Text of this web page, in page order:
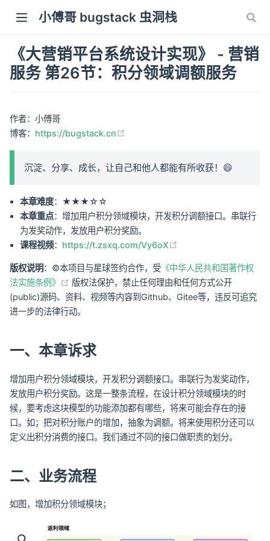
小傅哥 bugstack 虫洞栈
《大营销平台系统设计实现》 - 营销
服务 第26节：积分领域调额服务
作者：小傅哥
博客： https://bugstack.cn
沉淀、分享、成长，让自己和他人都能有所收获！😄
本章难度：★★★☆☆
本章重点：增加用户积分领域模块，开发积分调额接口。串联行
为发奖动作，发放用户积分奖励。
课程视频： https://t.zsxq.com/Vy6oX
版权说明：©本项目与星球签约合作，受 《中华人民共和国著作权
法实施条例》
(opens new window)
版权法保护，禁止任何理由和任何方式公开
(public)源码、资料、视频等内容到Github、Gitee等，违反可追究
进一步的法律行动。
一、本章诉求
增加用户积分领域模块，开发积分调额接口。串联行为发奖动作，
发放用户积分奖励。这是一整条流程，在设计积分领域模块的时
候，要考虑这块模型的功能添加都有哪些，将来可能会存在的接
口。如；把对积分账户的增加，抽象为调额。将来使用积分还可以
定义出积分消费的接口。我们通过不同的接口做职责的划分。
二、业务流程
如图，增加积分领域模块；